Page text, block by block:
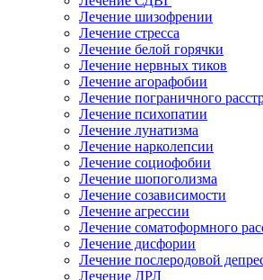
Лечение шизофрении
Лечение стресса
Лечение белой горячки
Лечение нервных тиков
Лечение агорафобии
Лечение пограничного
Лечение психопатии
Лечение лунатизма
Лечение нарколепсии
Лечение социофобии
Лечение шопоголизма
Лечение созависимости
Лечение агрессии
Лечение соматоформного
Лечение дисфории
Лечение послеродовой
Лечение ДРЛ